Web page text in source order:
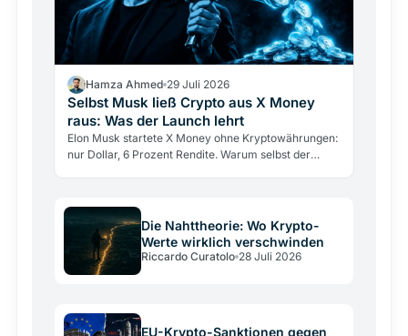
Hamza Ahmed 29 Juli 2026
Selbst Musk ließ Crypto aus X Money
raus: Was der Launch lehrt
Elon Musk startete X Money ohne Kryptowährungen:
nur Dollar, 6 Prozent Rendite. Warum selbst der
Die Nahttheorie: Wo Krypto-
Werte wirklich verschwinden
Riccardo Curatolo 28 Juli 2026
EU-Krypto-Sanktionen gegen